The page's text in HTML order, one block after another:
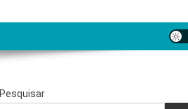
Pesquisar